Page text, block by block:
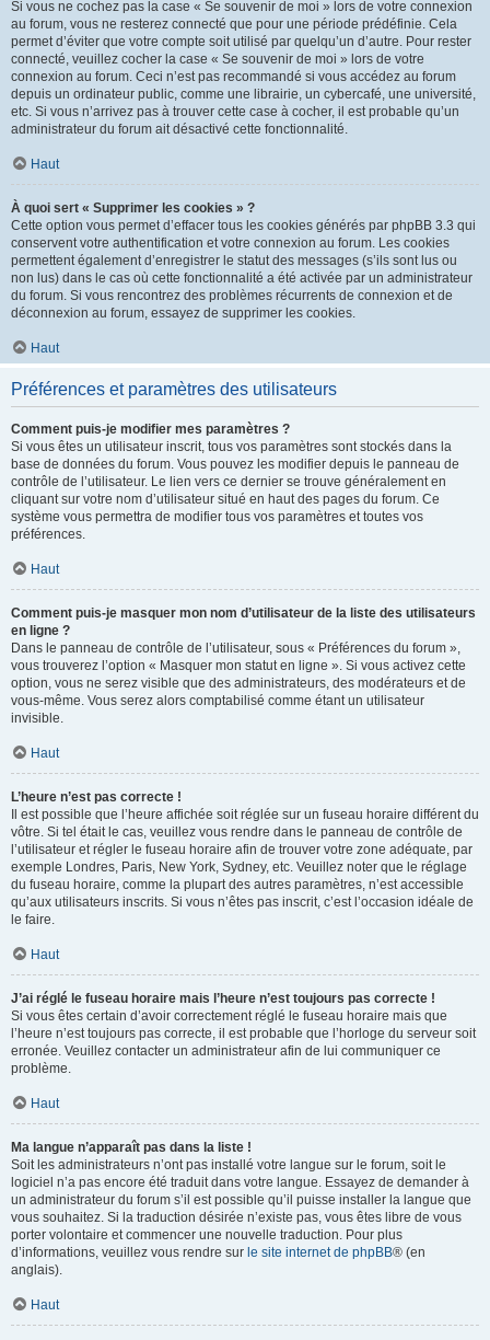
Si vous ne cochez pas la case « Se souvenir de moi » lors de votre connexion
au forum, vous ne resterez connecté que pour une période prédéfinie. Cela
permet d’éviter que votre compte soit utilisé par quelqu’un d’autre. Pour rester
connecté, veuillez cocher la case « Se souvenir de moi » lors de votre
connexion au forum. Ceci n’est pas recommandé si vous accédez au forum
depuis un ordinateur public, comme une librairie, un cybercafé, une université,
etc. Si vous n’arrivez pas à trouver cette case à cocher, il est probable qu’un
administrateur du forum ait désactivé cette fonctionnalité.
Haut
À quoi sert « Supprimer les cookies » ?
Cette option vous permet d’effacer tous les cookies générés par phpBB 3.3 qui
conservent votre authentification et votre connexion au forum. Les cookies
permettent également d’enregistrer le statut des messages (s’ils sont lus ou
non lus) dans le cas où cette fonctionnalité a été activée par un administrateur
du forum. Si vous rencontrez des problèmes récurrents de connexion et de
déconnexion au forum, essayez de supprimer les cookies.
Haut
Préférences et paramètres des utilisateurs
Comment puis-je modifier mes paramètres ?
Si vous êtes un utilisateur inscrit, tous vos paramètres sont stockés dans la
base de données du forum. Vous pouvez les modifier depuis le panneau de
contrôle de l’utilisateur. Le lien vers ce dernier se trouve généralement en
cliquant sur votre nom d’utilisateur situé en haut des pages du forum. Ce
système vous permettra de modifier tous vos paramètres et toutes vos
préférences.
Haut
Comment puis-je masquer mon nom d’utilisateur de la liste des utilisateurs
en ligne ?
Dans le panneau de contrôle de l’utilisateur, sous « Préférences du forum »,
vous trouverez l’option « Masquer mon statut en ligne ». Si vous activez cette
option, vous ne serez visible que des administrateurs, des modérateurs et de
vous-même. Vous serez alors comptabilisé comme étant un utilisateur
invisible.
Haut
L’heure n’est pas correcte !
Il est possible que l’heure affichée soit réglée sur un fuseau horaire différent du
vôtre. Si tel était le cas, veuillez vous rendre dans le panneau de contrôle de
l’utilisateur et régler le fuseau horaire afin de trouver votre zone adéquate, par
exemple Londres, Paris, New York, Sydney, etc. Veuillez noter que le réglage
du fuseau horaire, comme la plupart des autres paramètres, n’est accessible
qu’aux utilisateurs inscrits. Si vous n’êtes pas inscrit, c’est l’occasion idéale de
le faire.
Haut
J’ai réglé le fuseau horaire mais l’heure n’est toujours pas correcte !
Si vous êtes certain d’avoir correctement réglé le fuseau horaire mais que
l’heure n’est toujours pas correcte, il est probable que l’horloge du serveur soit
erronée. Veuillez contacter un administrateur afin de lui communiquer ce
problème.
Haut
Ma langue n’apparaît pas dans la liste !
Soit les administrateurs n’ont pas installé votre langue sur le forum, soit le
logiciel n’a pas encore été traduit dans votre langue. Essayez de demander à
un administrateur du forum s’il est possible qu’il puisse installer la langue que
vous souhaitez. Si la traduction désirée n’existe pas, vous êtes libre de vous
porter volontaire et commencer une nouvelle traduction. Pour plus
d’informations, veuillez vous rendre sur le site internet de phpBB® (en
anglais).
Haut